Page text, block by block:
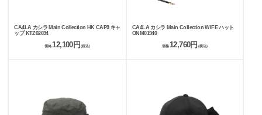
CA4LA カシラ Main Collection HK CAP9 キャ
ップ KTZ02694
価格 12,100円(税込)
CA4LA カシラ Main Collection WIFE ハット
ONM01940
価格 12,760円 (税込)